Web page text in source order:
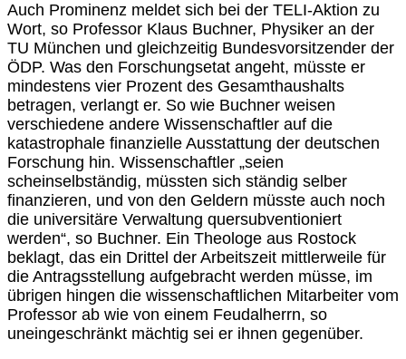
Auch Prominenz meldet sich bei der TELI-Aktion zu
Wort, so Professor Klaus Buchner, Physiker an der
TU München und gleichzeitig Bundesvorsitzender der
ÖDP. Was den Forschungsetat angeht, müsste er
mindestens vier Prozent des Gesamthaushalts
betragen, verlangt er. So wie Buchner weisen
verschiedene andere Wissenschaftler auf die
katastrophale finanzielle Ausstattung der deutschen
Forschung hin. Wissenschaftler „seien
scheinselbständig, müssten sich ständig selber
finanzieren, und von den Geldern müsste auch noch
die universitäre Verwaltung quersubventioniert
werden“, so Buchner. Ein Theologe aus Rostock
beklagt, das ein Drittel der Arbeitszeit mittlerweile für
die Antragsstellung aufgebracht werden müsse, im
übrigen hingen die wissenschaftlichen Mitarbeiter vom
Professor ab wie von einem Feudalherrn, so
uneingeschränkt mächtig sei er ihnen gegenüber.